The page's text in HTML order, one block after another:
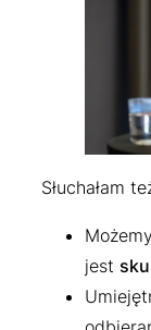
Słuchałam
Możemy
jest